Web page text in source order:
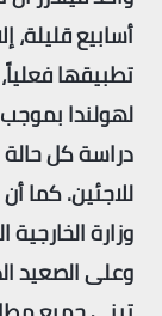
أسابيع قليلة،
تطبيقها
لهولندا
دراسة كل
للاجئين. كما
وزارة
وعلى الصعيد